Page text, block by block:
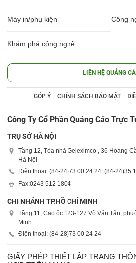
Máy in/phụ kiện Công
Khám phá công nghệ
LIÊN HỆ QUẢNG
GÓP Ý CHÍNH SÁCH BẢO MẬT
Công Ty Cổ Phần Quảng Cáo Trực
TRỤ SỞ HÀ NỘI
Tầng 12, Tòa nhà Geleximco , 36 Hoàng
Hà Nội
Điện thoại: (84-24)73 00 24 24 | (84-24)35
Fax:0243 512 1804
CHI NHÁNH TP.HỒ CHÍ MINH
Tầng 11, Cao ốc 123-127 Võ Văn Tần,
Minh.
Điện thoại: (84-28)73 00 24 24
GIẤY PHÉP THIẾT LẬP TRANG